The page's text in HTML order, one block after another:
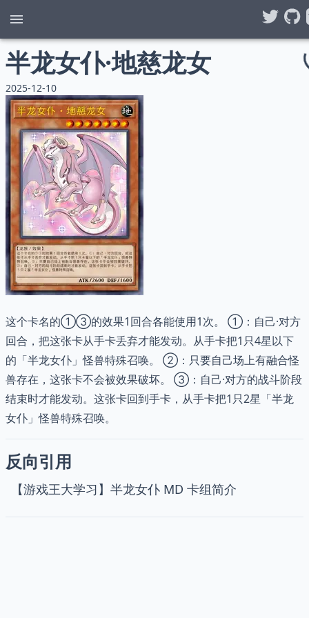
半龙女仆·地慈龙女
2025-12-10
这个卡名的①③的效果1回合各能使用1次。 ①：自己·对方
回合，把这张卡从手卡丢弃才能发动。从手卡把1只4星以下
的「半龙女仆」怪兽特殊召唤。 ②：只要自己场上有融合怪
兽存在，这张卡不会被效果破坏。 ③：自己·对方的战斗阶段
结束时才能发动。这张卡回到手卡，从手卡把1只2星「半龙
女仆」怪兽特殊召唤。
反向引用
【游戏王大学习】半龙女仆 MD 卡组简介